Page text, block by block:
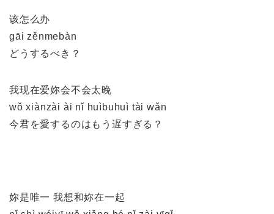
该怎么办
gāi zěnmebàn
どうするべき？
我现在爱妳会不会太晚
wǒ xiànzài ài nǐ huìbuhuì tài wǎn
今君を愛するのはもう遅すぎる？
妳是唯一 我想和妳在一起